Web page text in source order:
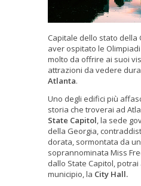
Capitale dello stato
aver ospitato le
molto da offrire ai suoi
attrazioni da vedere
Atlanta.
Uno degli edifici più
storia che troverai ad
State Capitol, la sede
della Georgia,
dorata, sormontata da
soprannominata Miss
dallo State Capitol,
municipio, la City Hall.